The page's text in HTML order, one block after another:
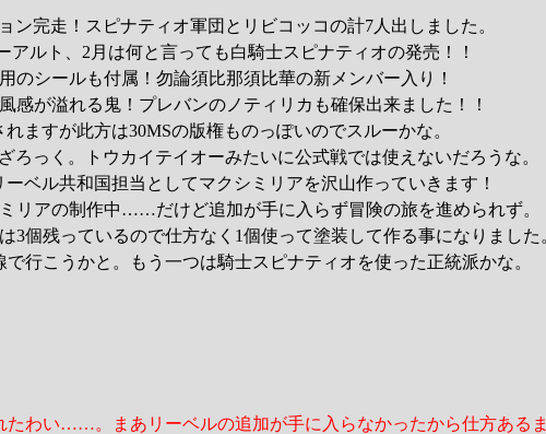
ン完走！スピナティオ軍団とリビコッコの計7人出しました。
アルト、2月は何と言っても白騎士スピナティオの発売！！
のシールも付属！勿論須比那須比華の新メンバー入り！
感が溢れる鬼！プレバンのノティリカも確保出来ました！！
ますが此方は30MSの版権ものっぽいのでスルーかな。
ろっく。トウカイテイオーみたいに公式戦では使えないだろうな。
ベル共和国担当としてマクシミリアを沢山作っていきます！
リアの制作中……だけど追加が手に入らず冒険の旅を進められず。
3個残っているので仕方なく1個使って塗装して作る事になりました
行こうかと。もう一つは騎士スピナティオを使った正統派かな。
たわい……。まあリーベルの追加が手に入らなかったから仕方あるま